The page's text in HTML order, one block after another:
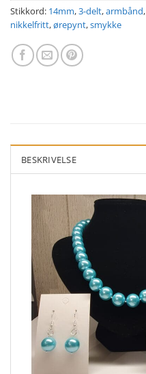
Stikkord: 14mm,3-delt,armbånd,
nikkelfritt,ørepynt,smykke
BESKRIVELSE